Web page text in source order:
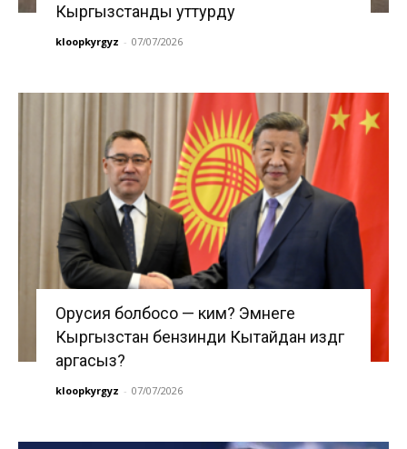
Кыргызстанды уттурду
kloopkyrgyz - 07/07/2026
Орусия болбосо — ким? Эмнеге
Кыргызстан бензинди Кытайдан издөөгө
аргасыз?
kloopkyrgyz - 07/07/2026